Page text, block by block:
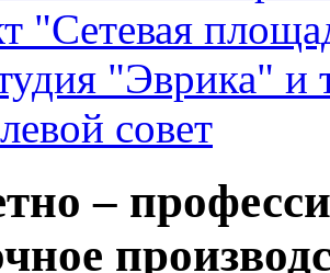
"Сетевая
"Эврика" и
совет
–